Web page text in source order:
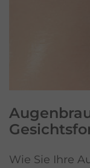
Wie Sie Ihre